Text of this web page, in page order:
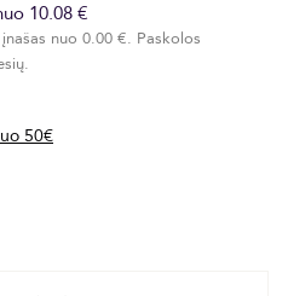
10.08 €
nuo 0.00 €. Paskolos
50€